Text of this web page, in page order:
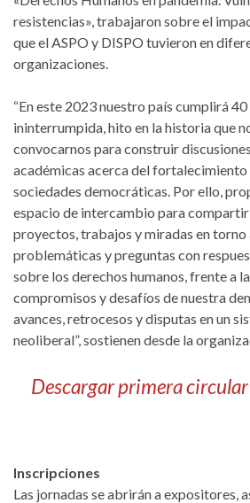
resistencias», trabajaron sobre el
que el ASPO y DISPO tuvieron en
organizaciones.
“En este 2023 nuestro país cumplirá
ininterrumpida, hito en la historia que
convocarnos para construir
académicas acerca del fortalecimiento
sociedades democráticas. Por ello,
espacio de intercambio para compartir
proyectos, trabajos y miradas en torno
problemáticas y preguntas con
sobre los derechos humanos, frente a
compromisos y desafíos de nuestra
avances, retrocesos y disputas en un
neoliberal”, sostienen desde la
Descargar primera circular
Inscripciones
Las jornadas se abrirán a expositores,